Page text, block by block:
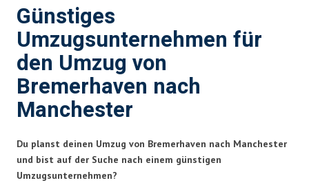
Günstiges
Umzugsunternehmen für
den Umzug von
Bremerhaven nach
Manchester
Du planst deinen Umzug von Bremerhaven nach Manchester
und bist auf der Suche nach einem günstigen
Umzugsunternehmen?